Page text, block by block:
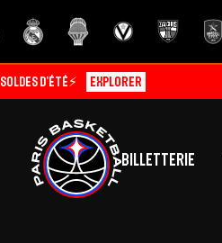
Soldes d’été⚡ Explorer
Billetterie